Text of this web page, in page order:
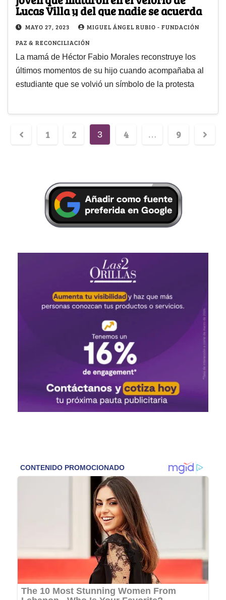
Lucas Villa y del que nadie se acuerda
MAYO 27, 2023
MIGUEL ÁNGEL RUBIO - FUNDACIÓN
PAZ & RECONCILIACIÓN
La mamá de Héctor Fabio Morales reconstruye los
últimos momentos de su hijo cuando acompañaba al
estudiante que se volvió un símbolo de la protesta
1 2 3 4 … 9